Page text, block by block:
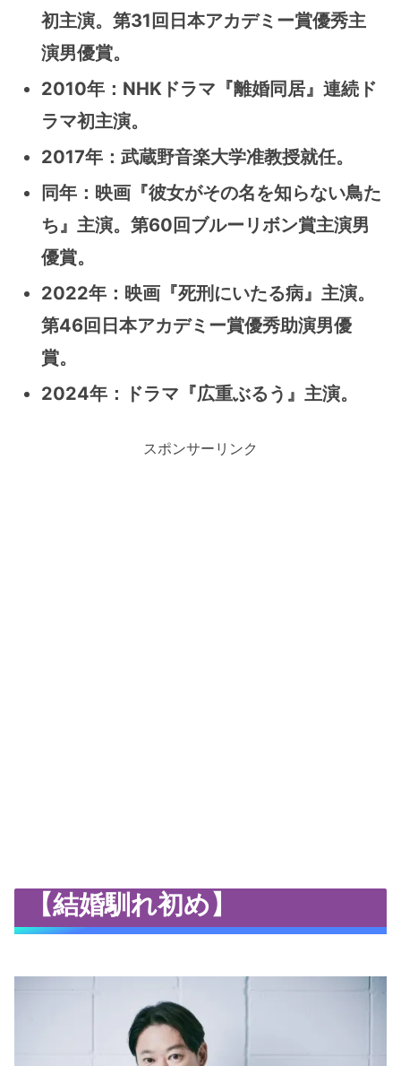
初主演。第31回日本アカデミー賞優秀主
演男優賞。
2010年：NHKドラマ『離婚同居』連続ド
ラマ初主演。
2017年：武蔵野音楽大学准教授就任。
同年：映画『彼女がその名を知らない鳥た
ち』主演。第60回ブルーリボン賞主演男
優賞。
2022年：映画『死刑にいたる病』主演。
第46回日本アカデミー賞優秀助演男優
賞。
2024年：ドラマ『広重ぶるう』主演。
スポンサーリンク
【結婚馴れ初め】